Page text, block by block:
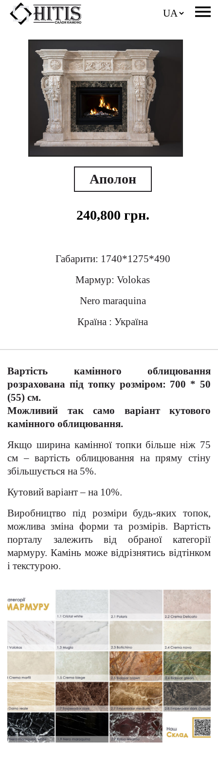
Аполон
240,800 грн.
Габарити: 1740*1275*490
Мармур: Volokas
Nero maraquina
Країна : Україна
Вартість камінного облицювання
розрахована під топку розміром: 700 * 50
(55) см.
Можливий так само варіант кутового
камінного облицювання.
Якщо ширина камінної топки більше ніж 75
см – вартість облицювання на пряму стіну
збільшується на 5%.
Кутовий варіант – на 10%.
Виробництво під розміри будь-яких топок,
можлива зміна форми та розмірів. Вартість
порталу залежить від обраної категорії
мармуру. Камінь може відрізнятись відтінком
і текстурою.